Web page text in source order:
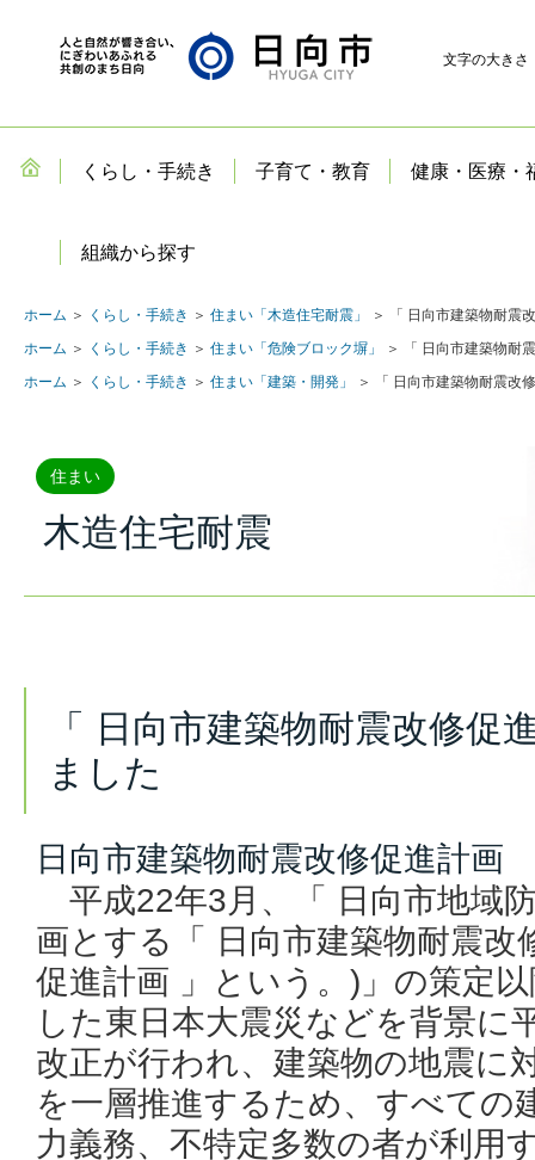
文字の大きさ
くらし・手続き 子育て・教育 健康・医療・
組織から探す
ホーム ＞ くらし・手続き ＞ 住まい「木造住宅耐震」
＞ 「 日向市建築物耐震
ホーム ＞ くらし・手続き ＞ 住まい「危険ブロック塀」
＞ 「 日向市建築物耐
ホーム ＞ くらし・手続き ＞ 住まい「建築・開発」 ＞ 「 日向市建築物耐震改
住まい
木造住宅耐震
「 日向市建築物耐震改修促
ました
日向市建築物耐震改修促進計画
平成22年3月、「 日向市地域
画とする「 日向市建築物耐震改
促進計画 」という。)」の策定
した東日本大震災などを背景に
改正が行われ、建築物の地震に
を一層推進するため、すべての
力義務、不特定多数の者が利用